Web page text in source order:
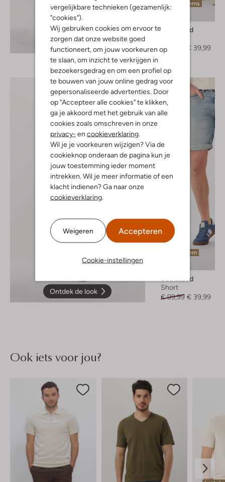
vergelijkbare technieken (gezamenlijk:
"cookies").
Wij gebruiken cookies om ervoor te
zorgen dat onze website goed
functioneert, om jouw voorkeuren op
te slaan, om inzicht te verkrijgen in
bezoekersgedrag en om een profiel op
te bouwen van jouw online gedrag voor
gepersonaliseerde advertenties. Door
op "Accepteer alle cookies" te klikken,
ga je akkoord met het gebruik van alle
cookies zoals omschreven in onze
privacy- en cookieverklaring.
Wil je je voorkeuren wijzigen? Via de
cookieknop onderaan de pagina kun je
jouw toestemming ieder moment
intrekken. Wil je meer informatie of een
klacht indienen? Ga naar onze
cookieverklaring.
Weigeren Accepteren
Cookie-instellingen
Ontdek de look
Laatste items
Dstrezzed
€ 99,99
€ 39,99
Ontdek de look
Laatste item
Dstrezzed
Short
€ 99,99 € 39,99
Ook iets voor jou?